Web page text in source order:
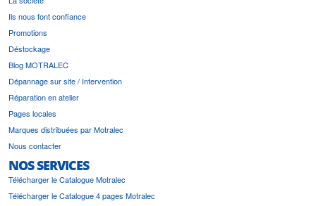
Ils nous font confiance
Promotions
Déstockage
Blog MOTRALEC
Dépannage sur site / Intervention
Réparation en atelier
Pages locales
Marques distribuées par Motralec
Nous contacter
NOS SERVICES
Télécharger le Catalogue Motralec
Télécharger le Catalogue 4 pages Motralec